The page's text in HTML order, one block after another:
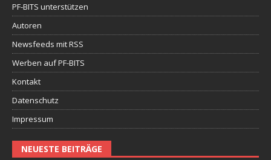
PF-BITS unterstützen
Autoren
Newsfeeds mit RSS
Werben auf PF-BITS
Kontakt
Datenschutz
Impressum
NEUESTE BEITRÄGE